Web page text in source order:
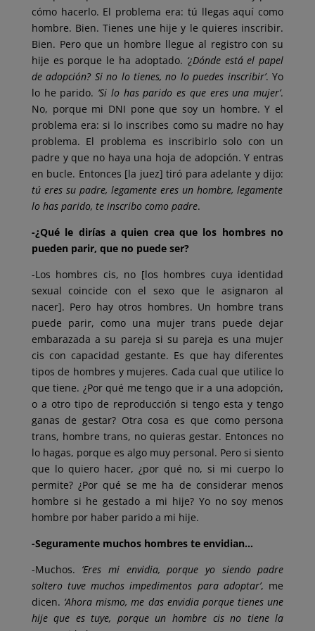
cómo hacerlo. El problema era: tú llegas aquí como
hombre. Bien. Tienes une hije y le quieres inscribir.
Bien. Pero que un hombre llegue al registro con su
hije es porque le ha adoptado. ‘¿Dónde está el papel
de adopción? Si no lo tienes, no lo puedes inscribir’. Yo
lo he parido. ‘Si lo has parido es que eres una mujer’.
No, porque mi DNI pone que soy un hombre. Y el
problema era: si lo inscribes como su madre no hay
problema. El problema es inscribirlo solo con un
padre y que no haya una hoja de adopción. Y entras
en bucle. Entonces [la juez] tiró para adelante y dijo:
tú eres su padre, legamente eres un hombre, legamente
lo has parido, te inscribo como padre.
-¿Qué le dirías a quien crea que los hombres no
pueden parir, que no puede ser?
-Los hombres cis, no [los hombres cuya identidad
sexual coincide con el sexo que le asignaron al
nacer]. Pero hay otros hombres. Un hombre trans
puede parir, como una mujer trans puede dejar
embarazada a su pareja si su pareja es una mujer
cis con capacidad gestante. Es que hay diferentes
tipos de hombres y mujeres. Cada cual que utilice lo
que tiene. ¿Por qué me tengo que ir a una adopción,
o a otro tipo de reproducción si tengo esta y tengo
ganas de gestar? Otra cosa es que como persona
trans, hombre trans, no quieras gestar. Entonces no
lo hagas, porque es algo muy personal. Pero si siento
que lo quiero hacer, ¿por qué no, si mi cuerpo lo
permite? ¿Por qué se me ha de considerar menos
hombre si he gestado a mi hije? Yo no soy menos
hombre por haber parido a mi hije.
-Seguramente muchos hombres te envidian…
-Muchos. ‘Eres mi envidia, porque yo siendo padre
soltero tuve muchos impedimentos para adoptar’, me
dicen. ‘Ahora mismo, me das envidia porque tienes une
hije que es tuye, porque un hombre cis no tiene la